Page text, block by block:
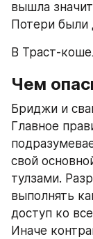
вышла
Потери были
В Траст-
Чем
Бриджи и
Главное
свой
тулзами.
выполнять
доступ ко
Иначе